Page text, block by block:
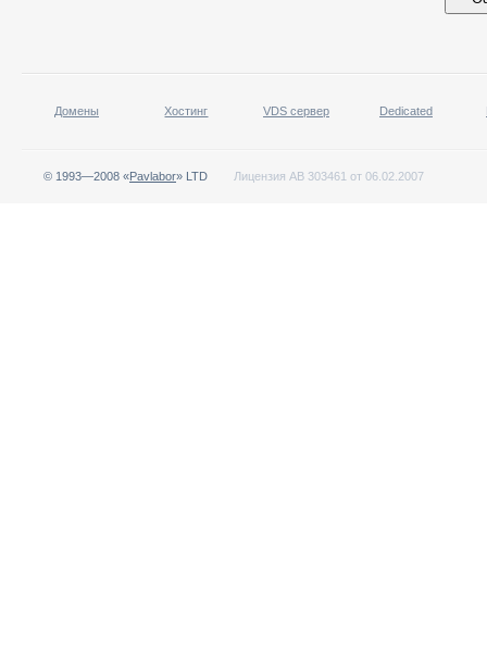
Домены Хостинг VDS сервер Dedicated
© 1993—2008 «Pavlabor» LTD Лицензия АВ 303461 от 06.02.2007